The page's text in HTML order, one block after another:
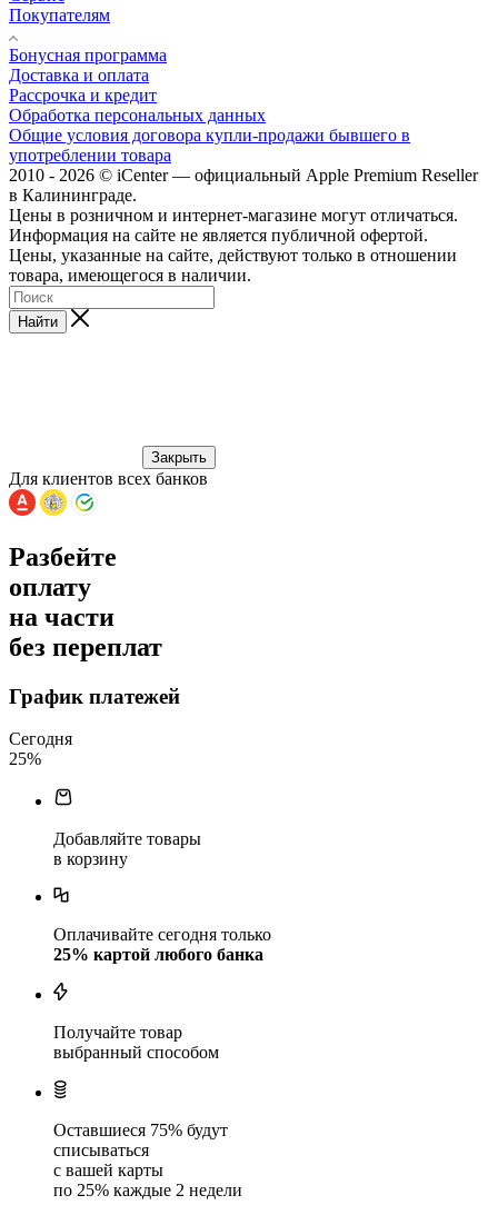
Покупателям
Бонусная программа
Доставка и оплата
Рассрочка и кредит
Обработка персональных данных
Общие условия договора купли-продажи бывшего в
употреблении товара
2010 - 2026 © iCenter — официальный Apple Premium Reseller
в Калининграде.
Цены в розничном и интернет-магазине могут отличаться.
Информация на сайте не является публичной офертой.
Цены, указанные на сайте, действуют только в отношении
товара, имеющегося в наличии.
Найти
Закрыть
Для клиентов всех банков
Разбейте
оплату
на части
без переплат
График платежей
Сегодня
25%
Добавляйте товары
в корзину
Оплачивайте сегодня только
25% картой любого банка
Получайте товар
выбранный способом
Оставшиеся 75% будут
списываться
с вашей карты
по 25% каждые 2 недели